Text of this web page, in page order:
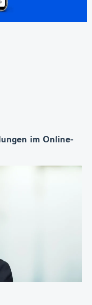
im Online-